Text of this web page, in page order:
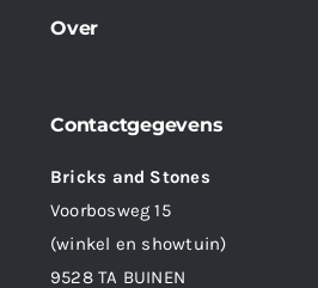
Over
Contactgegevens
Bricks and Stones
Voorbosweg 15
(winkel en showtuin)
9528 TA BUINEN